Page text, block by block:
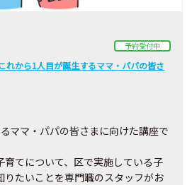
予約受付中
から1人目が誕生するママ・パパの皆さ
ママ・パパの皆さまに向けた講座で
育てについて、区で実施している子
りたいことを専門職のスタッフがお